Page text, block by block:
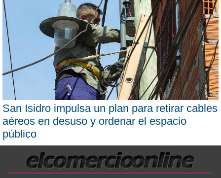
San Isidro impulsa un plan para retirar cables
aéreos en desuso y ordenar el espacio
público